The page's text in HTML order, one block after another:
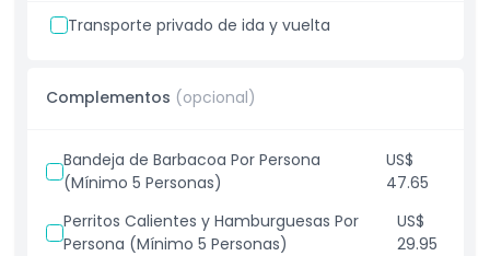
Política de Cancelación
Transporte privado de ida y vuelta
Complementos (opcional)
Bandeja de Barbacoa Por Persona
(Mínimo 5 Personas)
US$
47.65
Perritos Calientes y Hamburguesas Por
Persona (Mínimo 5 Personas)
US$
29.95